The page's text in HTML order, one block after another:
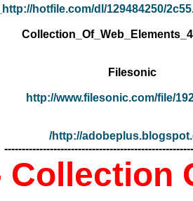
http://hotfile.com/dl/129484250/
Filesonic
http://www.filesonic.com/file/
http://